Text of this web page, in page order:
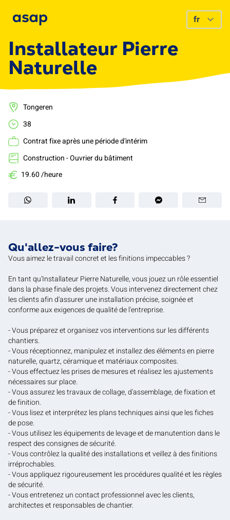
Installateur Pierre
Naturelle
Tongeren
38
Contrat fixe après une période d'intérim
Construction - Ouvrier du bâtiment
19.60 /heure
Qu'allez-vous faire?
Vous aimez le travail concret et les finitions impeccables ?
En tant qu'Installateur Pierre Naturelle, vous jouez un rôle essentiel
dans la phase finale des projets. Vous intervenez directement chez
les clients afin d'assurer une installation précise, soignée et
conforme aux exigences de qualité de l'entreprise.
- Vous préparez et organisez vos interventions sur les différents
chantiers.
- Vous réceptionnez, manipulez et installez des éléments en pierre
naturelle, quartz, céramique et matériaux composites.
- Vous effectuez les prises de mesures et réalisez les ajustements
nécessaires sur place.
- Vous assurez les travaux de collage, d'assemblage, de fixation et
de finition.
- Vous lisez et interprétez les plans techniques ainsi que les fiches
de pose.
- Vous utilisez les équipements de levage et de manutention dans le
respect des consignes de sécurité.
- Vous contrôlez la qualité des installations et veillez à des finitions
irréprochables.
- Vous appliquez rigoureusement les procédures qualité et les règles
de sécurité.
- Vous entretenez un contact professionnel avec les clients,
architectes et responsables de chantier.